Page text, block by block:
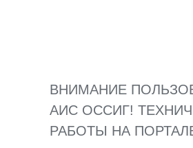
ВНИМАНИЕ
АИС ОССИГ!
РАБОТЫ НА